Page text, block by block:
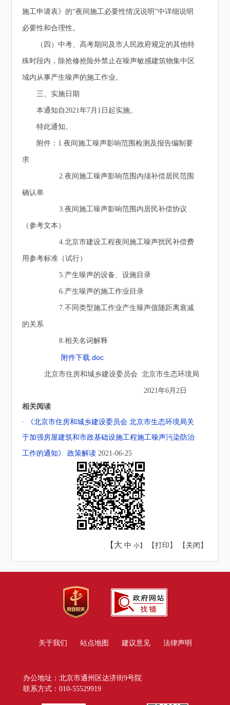
施工申请表》的“夜间施工必要性情况说明”中详细说明
必要性和合理性。
（四）中考、高考期间及市人民政府规定的其他特
殊时段内，除抢修抢险外禁止在噪声敏感建筑物集中区
域内从事产生噪声的施工作业。
三、实施日期
本通知自2021年7月1日起实施。
特此通知。
附件：1.夜间施工噪声影响范围检测及报告编制要
求
2.夜间施工噪声影响范围内须补偿居民范围
确认单
3.夜间施工噪声影响范围内居民补偿协议
（参考文本）
4.北京市建设工程夜间施工噪声扰民补偿费
用参考标准（试行）
5.产生噪声的设备、设施目录
6.产生噪声的施工作业目录
7.不同类型施工作业产生噪声值随距离衰减
的关系
8.相关名词解释
附件下载.doc
北京市住房和城乡建设委员会 北京市生态环境局
2021年6月2日
相关阅读
· 《北京市住房和城乡建设委员会 北京市生态环境局关
于加强房屋建筑和市政基础设施工程施工噪声污染防治
工作的通知》 政策解读2021-06-25
【大 中 小】 【打印 】 【 关闭 】
关于我们 站点地图 建议意见 法律声明
办公地址：北京市通州区达济街9号院
联系方式：010-55529919